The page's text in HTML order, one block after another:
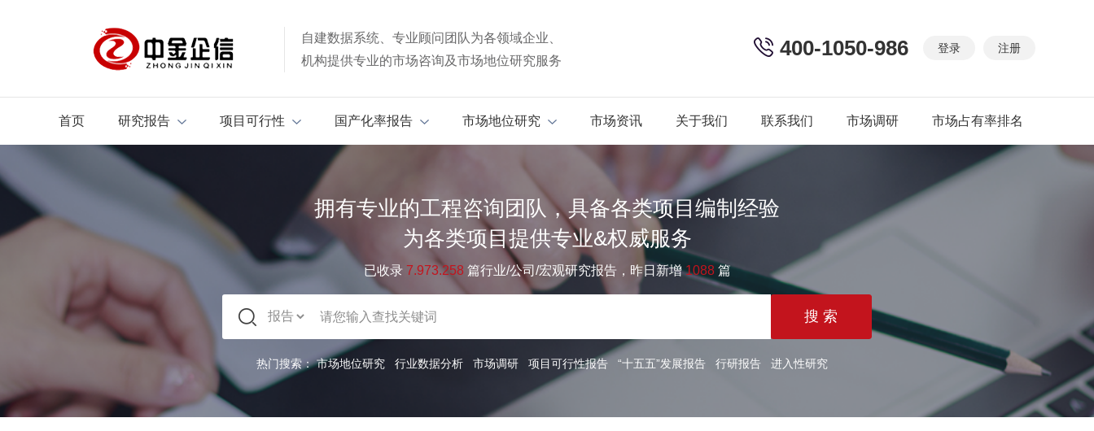
自建数据系统、专业顾问团队为各领域企业、
机构提供专业的市场咨询及市场地位研究服务
登录 注册
400-1050-986
首页 研究报告 项目可行性 国产化率报告 市场地位研究 市场资讯 关于我们 联系我们 市场调研 市场占有率排名
拥有专业的工程咨询团队，具备各类项目编制经验
为各类项目提供专业&权威服务
已收录 7.973.258 篇行业/公司/宏观研究报告，昨日新增1088篇
热门搜索：市场地位研究 行业数据分析 市场调研 项目可行性报告 “十五五”发展报告 行研报告 进入性研究